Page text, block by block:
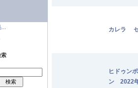
索
カレラ
ヒドゥン
ン 2022